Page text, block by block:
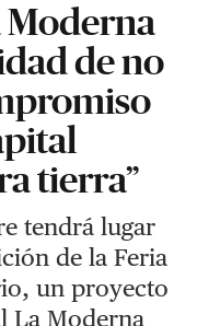
Moderna
de no
tierra”
tendrá lugar
de la Feria
un proyecto
La Moderna